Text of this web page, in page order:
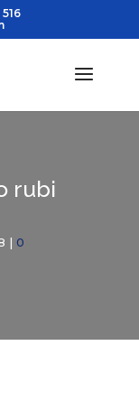
rubi
| 0